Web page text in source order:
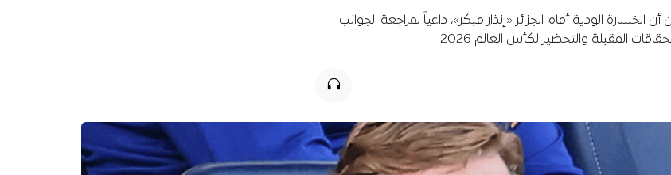
أن الخسارة الودية أمام الجزائر «إنذار مبكر»، داعياً لمراجعة الجوانب
المقبلة والتحضير لكأس العالم 2026.